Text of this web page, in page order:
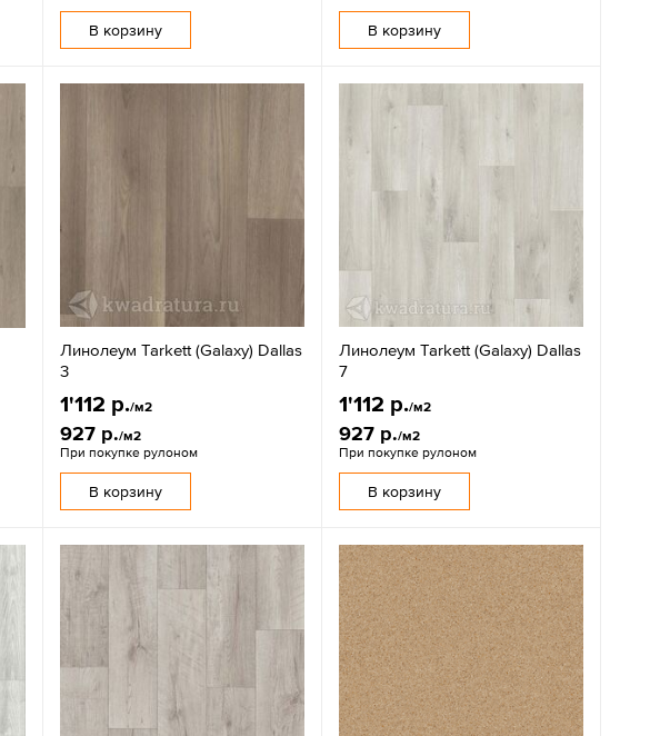
В корзину В корзину
Линолеум Tarkett (Galaxy) Dallas
3
1'112 р./м2
927 р./м2
При покупке рулоном
В корзину
Линолеум Tarkett (Galaxy) Dallas
7
1'112 р./м2
927 р./м2
При покупке рулоном
В корзину